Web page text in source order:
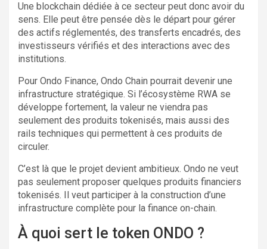
Une blockchain dédiée à ce secteur peut donc avoir du
sens. Elle peut être pensée dès le départ pour gérer
des actifs réglementés, des transferts encadrés, des
investisseurs vérifiés et des interactions avec des
institutions.
Pour Ondo Finance, Ondo Chain pourrait devenir une
infrastructure stratégique. Si l’écosystème RWA se
développe fortement, la valeur ne viendra pas
seulement des produits tokenisés, mais aussi des
rails techniques qui permettent à ces produits de
circuler.
C’est là que le projet devient ambitieux. Ondo ne veut
pas seulement proposer quelques produits financiers
tokenisés. Il veut participer à la construction d’une
infrastructure complète pour la finance on-chain.
À quoi sert le token ONDO ?